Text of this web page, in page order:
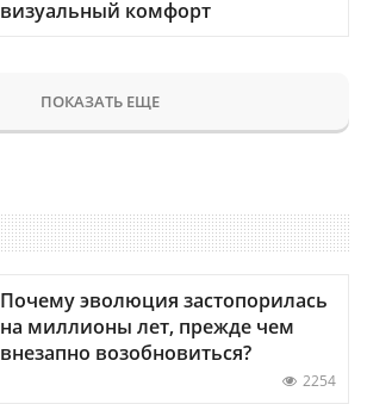
визуальный комфорт
ПОКАЗАТЬ ЕЩЕ
Почему эволюция застопорилась
на миллионы лет, прежде чем
внезапно возобновиться?
2254